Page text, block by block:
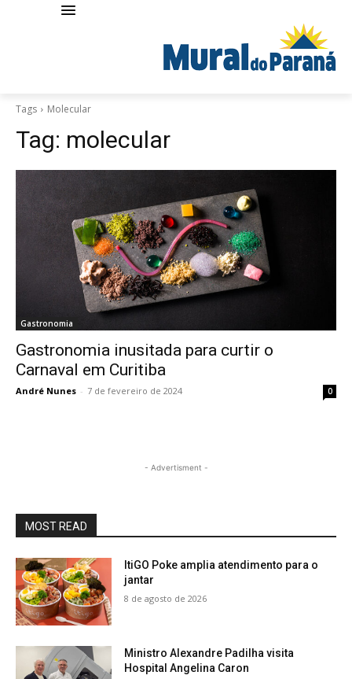
Tags Molecular
Tag: molecular
Gastronomia
Gastronomia inusitada para curtir o
Carnaval em Curitiba
André Nunes - 7 de fevereiro de 2024 0
- Advertisment -
MOST READ
ItiGO Poke amplia atendimento para o
jantar
8 de agosto de 2026
Ministro Alexandre Padilha visita
Hospital Angelina Caron